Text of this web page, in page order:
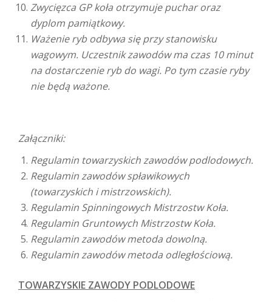
Zwycięzca GP koła otrzymuje puchar oraz
dyplom pamiątkowy.
Ważenie ryb odbywa się przy stanowisku
wagowym. Uczestnik zawodów ma czas 10 minut
na dostarczenie ryb do wagi. Po tym czasie ryby
nie będą ważone.
Załączniki:
Regulamin towarzyskich zawodów podlodowych.
Regulamin zawodów spławikowych
(towarzyskich i mistrzowskich).
Regulamin Spinningowych Mistrzostw Koła.
Regulamin Gruntowych Mistrzostw Koła.
Regulamin zawodów metoda dowolną.
Regulamin zawodów metoda odległościową.
TOWARZYSKIE ZAWODY PODLODOWE